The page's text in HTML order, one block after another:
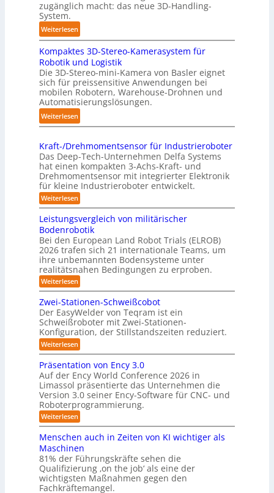
f
f
p
u
n
k
t
f
ü
r
p
a
x
s
n
a
h
e
A
u
t
o
m
a
t
i
s
i
e
r
u
n
g
s
l
ö
s
u
n
g
t
i
s
i
e
r
u
n
g
s
f
2
0
2
6
zugänglich macht: das neue 3D-Handling-
System.
Weiterlesen:
3
D
-
H
a
n
d
l
n
g
S
y
s
e
m
Kompaktes 3D-Stereo-Kamerasystem für
Robotik und Logistik
Die 3D-Stereo-mini-Kamera von Basler eignet
sich für preissensitive Anwendungen bei
mobilen Robotern, Warehouse-Drohnen und
Automatisierungslösungen.
Weiterlesen:
K
m
p
a
t
e
s
3
D
-
S
t
e
r
e
o
-
K
m
e
r
a
s
y
s
t
e
m
f
Kraft-/Drehmomentsensor für Industrieroboter
Das Deep-Tech-Unternehmen Delfa Systems
hat einen kompakten 3-Achs-Kraft- und
Drehmomentsensor mit integrierter Elektronik
für kleine Industrieroboter entwickelt.
Weiterlesen:
K
a
f
t
-
/
D
r
e
h
m
o
m
e
n
t
s
e
n
s
o
r
f
ü
r
I
n
d
u
s
t
r
i
Leistungsvergleich von militärischer
Bodenrobotik
Bei den European Land Robot Trials (ELROB)
2026 trafen sich 21 internationale Teams, um
ihre unbemannten Bodensysteme unter
realitätsnahen Bedingungen zu erproben.
Weiterlesen:
L
e
i
s
t
u
n
g
s
v
e
r
g
l
e
i
c
h
v
o
n
m
i
l
Zwei-Stationen-Schweißcobot
Der EasyWelder von Teqram ist ein
Schweißroboter mit Zwei-Stationen-
Konfiguration, der Stillstandszeiten reduziert.
Weiterlesen:
Z
w
e
i
-
S
t
a
t
i
o
n
e
n
-
S
c
Präsentation von Ency 3.0
Auf der Ency World Conference 2026 in
Limassol präsentierte das Unternehmen die
Version 3.0 seiner Ency-Software für CNC- und
Roboterprogrammierung.
Weiterlesen:
P
ä
s
e
n
t
a
Menschen auch in Zeiten von KI wichtiger als
Maschinen
81% der Führungskräfte sehen die
Qualifizierung ‚on the job‘ als eine der
wichtigsten Maßnahmen gegen den
Fachkräftemangel.